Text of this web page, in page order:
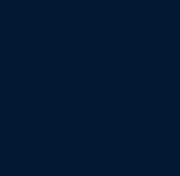
nyitva tartó
és
számára